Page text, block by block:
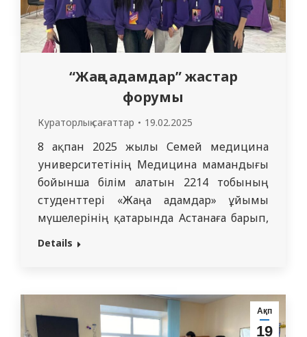
“Жаңа адамдар” жастар
форумы
Кураторлық сағаттар 19.02.2025
8 ақпан 2025 жылы Семей медицина
университетінің Медицина мамандығы
бойынша білім алатын 2214 тобының
студенттері «Жаңа адамдар» ұйымы
мүшелерінің қатарында Астанаға барып,
маңызды кездесулерге қатысты. Сапар
мүмкіндік алды. Бұл біздің студенттер
үшін үлкен мәртебе әрі ерекше тәжірибе
Details
Ақп
19